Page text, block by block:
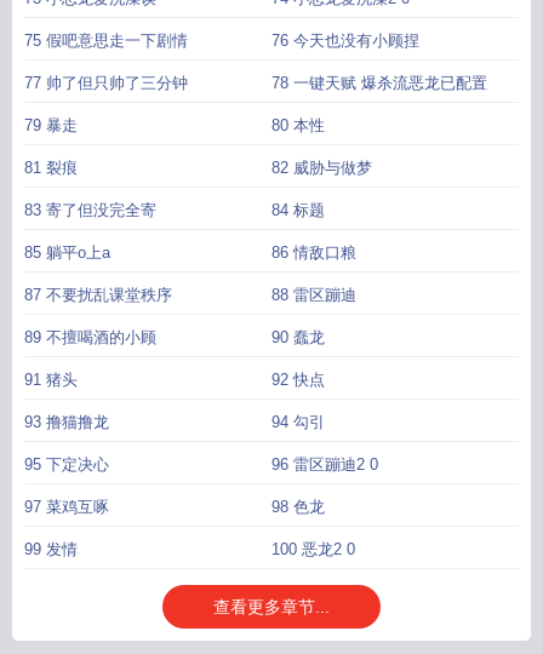
75 假吧意思走一下剧情 76 今天也没有小顾捏
77 帅了但只帅了三分钟 78 一键天赋 爆杀流恶龙已配置
79 暴走 80 本性
81 裂痕 82 威胁与做梦
83 寄了但没完全寄 84 标题
85 躺平o上a 86 情敌口粮
87 不要扰乱课堂秩序 88 雷区蹦迪
89 不擅喝酒的小顾 90 蠢龙
91 猪头 92 快点
93 撸猫撸龙 94 勾引
95 下定决心 96 雷区蹦迪2 0
97 菜鸡互啄 98 色龙
99 发情 100 恶龙2 0
查看更多章节...